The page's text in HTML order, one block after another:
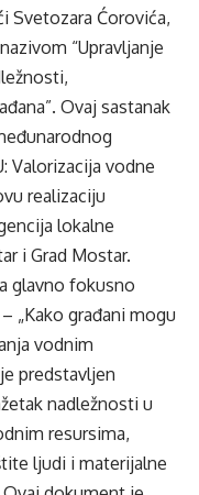
Svetozara Ćorovića,
“Upravljanje
Ovaj sastanak
Valorizacija vodne
realizaciju
lokalne
i Grad Mostar.
glavno fokusno
„Kako građani mogu
vodnim
predstavljen
nadležnosti u
resursima,
ljudi i materijalne